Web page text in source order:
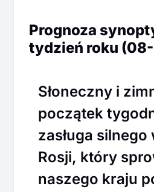
Prognoza
tydzień roku
Słoneczny i
początek
zasługa
Rosji, który
naszego kraju